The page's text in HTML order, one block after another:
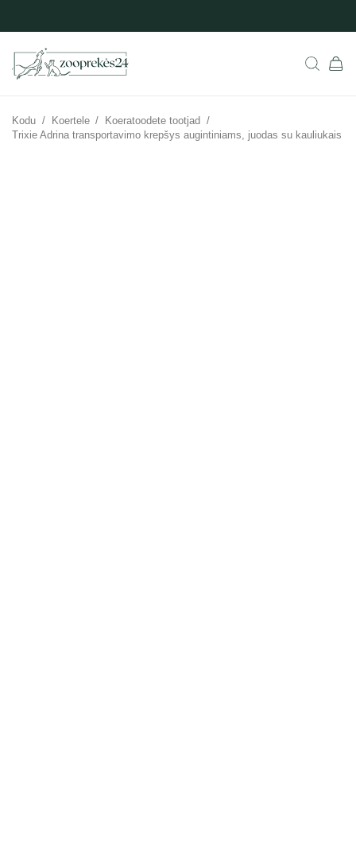
Kodu / Koertele / Koeratoodete tootjad /
Trixie Adrina transportavimo krepšys augintiniams, juodas su kauliukais